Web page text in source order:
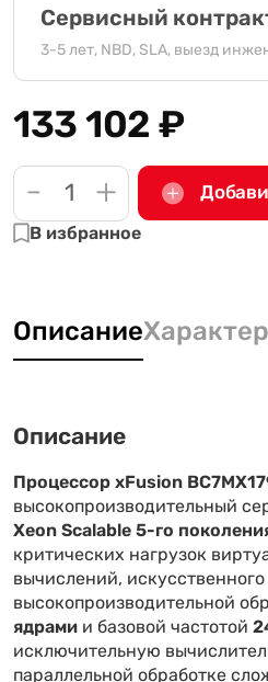
Сервисный
3-5 лет, NBD, SLA, выезд
133 102₽
- +
В избранное
Описание
Описание
Процессор xFusion
высокопроизводительный
Xeon Scalable 5-го
критических нагрузок
вычислений,
высокопроизводительной
ядрами и базовой частотой
исключительную
параллельной обработке